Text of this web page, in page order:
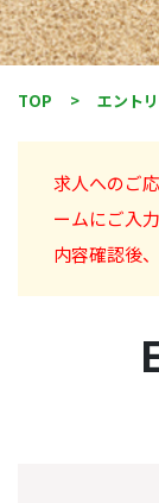
TOP > エント
求人へのご
ームにご入
内容確認後